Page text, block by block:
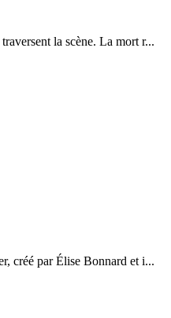
la scène. La mort r...
créé par Élise Bonnard et i...